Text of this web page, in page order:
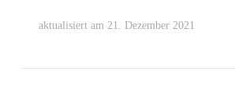
aktualisiert am 21. Dezember 2021